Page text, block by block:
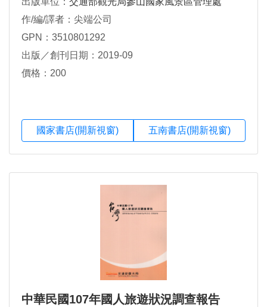
作/編/譯者：尖端公司
GPN：3510801292
出版／創刊日期：2019-09
價格：200
國家書店(開新視窗) 五南書店(開新視窗)
中華民國107年國人旅遊狀況調查報告